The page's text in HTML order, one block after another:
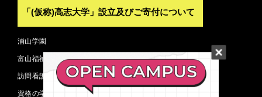
「(仮称)高志大学」設立及びご寄付について
浦山学園
富山福祉短期大学
訪問看護ステーション
資格の学校 TAC 富山校